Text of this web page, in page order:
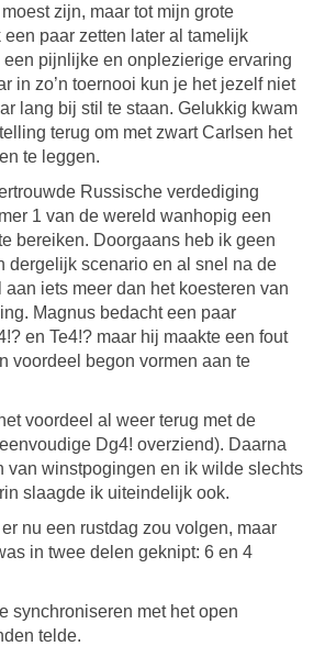
zijn, maar tot mijn grote
paar zetten later al tamelijk
een pijnlijke en onplezierige ervaring
in zo’n toernooi kun je het jezelf niet
lang bij stil te staan. Gelukkig kwam
terug om met zwart Carlsen het
te leggen.
Russische verdediging
1 van de wereld wanhopig een
bereiken. Doorgaans heb ik geen
dergelijk scenario en al snel na de
iets meer dan het koesteren van
Magnus bedacht een paar
en Te4!? maar hij maakte een fout
voordeel begon vormen aan te
voordeel al weer terug met de
Dg4! overziend). Daarna
van winstpogingen en ik wilde slechts
slaagde ik uiteindelijk ook.
nu een rustdag zou volgen, maar
in twee delen geknipt: 6 en 4
synchroniseren met het open
telde.